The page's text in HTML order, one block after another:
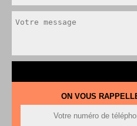
ON VOUS